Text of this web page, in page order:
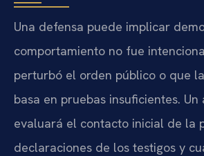
Una defensa puede implicar
comportamiento no fue
perturbó el orden público o que
basa en pruebas insuficientes. Un
evaluará el contacto inicial de la
declaraciones de los testigos y